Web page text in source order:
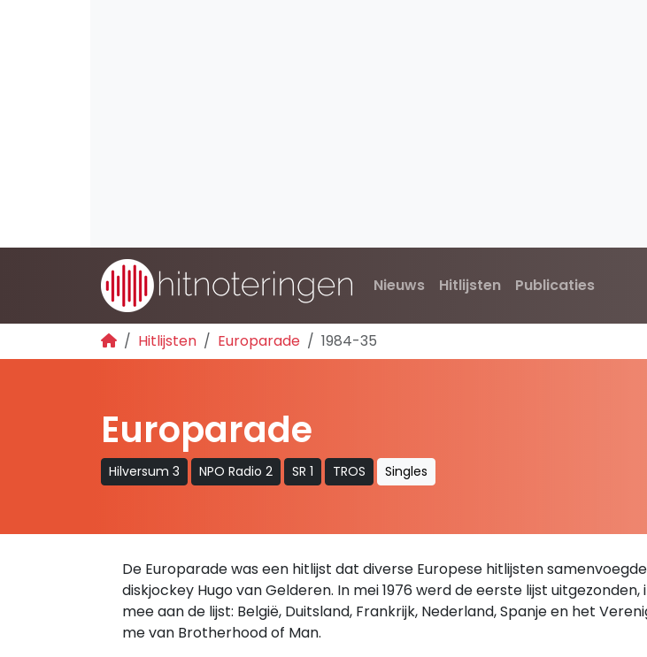
Nieuws Hitlijsten Publicaties
Hitlijsten Europarade 1984-35
Europarade
Hilversum 3 NPO Radio 2 SR 1 TROS Singles
De Europarade was een hitlijst dat diverse Europese hitlijsten
diskjockey Hugo van Gelderen. In mei 1976 werd de eerste lijst
mee aan de lijst: België, Duitsland, Frankrijk, Nederland, Spanje en het
me van Brotherhood of Man.